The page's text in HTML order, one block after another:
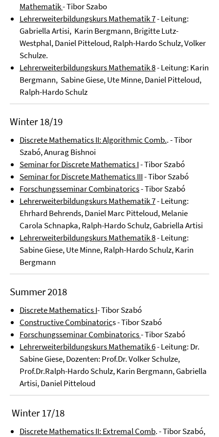
Mathematik- Tibor Szabo
Lehrerweiterbildungskurs Mathematik 7- Leitung:
Gabriella Artisi, Karin Bergmann, Brigitte Lutz-
Westphal, Daniel Pitteloud, Ralph-Hardo Schulz, Volker
Schulze.
Lehrerweiterbildungskurs Mathematik 8- Leitung: Karin
Bergmann, Sabine Giese, Ute Minne, Daniel Pitteloud,
Ralph-Hardo Schulz
Winter 18/19
Discrete Mathematics II: Algorithmic Comb.. - Tibor
Szabó, Anurag Bishnoi
Seminar for Discrete Mathematics I- Tibor Szabó
Seminar for Discrete Mathematics III- Tibor Szabó
Forschungsseminar Combinatorics- Tibor Szabó
Lehrerweiterbildungskurs Mathematik 7- Leitung:
Ehrhard Behrends, Daniel Marc Pitteloud, Melanie
Carola Schnapka, Ralph-Hardo Schulz, Gabriella Artisi
Lehrerweiterbildungskurs Mathematik 8- Leitung:
Sabine Giese, Ute Minne, Ralph-Hardo Schulz, Karin
Bergmann
Summer 2018
Discrete Mathematics I- Tibor Szabó
Constructive Combinatorics - Tibor Szabó
Forschungsseminar Combinatorics- Tibor Szabó
Lehrerweiterbildungskurs Mathematik 6- Leitung: Dr.
Sabine Giese, Dozenten: Prof.Dr. Volker Schulze,
Prof.Dr.Ralph-Hardo Schulz, Karin Bergmann, Gabriella
Artisi, Daniel Pitteloud
Winter 17/18
Discrete Mathematics II: Extremal Comb. - Tibor Szabó,